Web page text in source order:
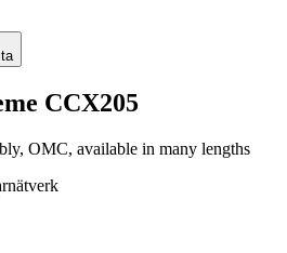
CCX205
OMC, available in many lengths